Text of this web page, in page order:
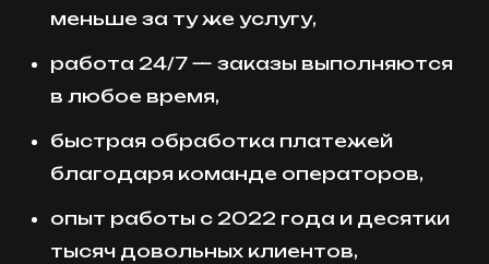
меньше за ту же услугу,
работа 24/7 — заказы выполняются
в любое время,
быстрая обработка платежей
благодаря команде операторов,
опыт работы с 2022 года и десятки
тысяч довольных клиентов,